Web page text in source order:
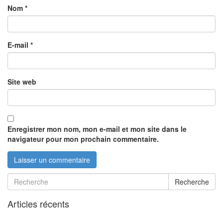
Nom *
E-mail *
Site web
Enregistrer mon nom, mon e-mail et mon site dans le
navigateur pour mon prochain commentaire.
Recherche
Articles récents